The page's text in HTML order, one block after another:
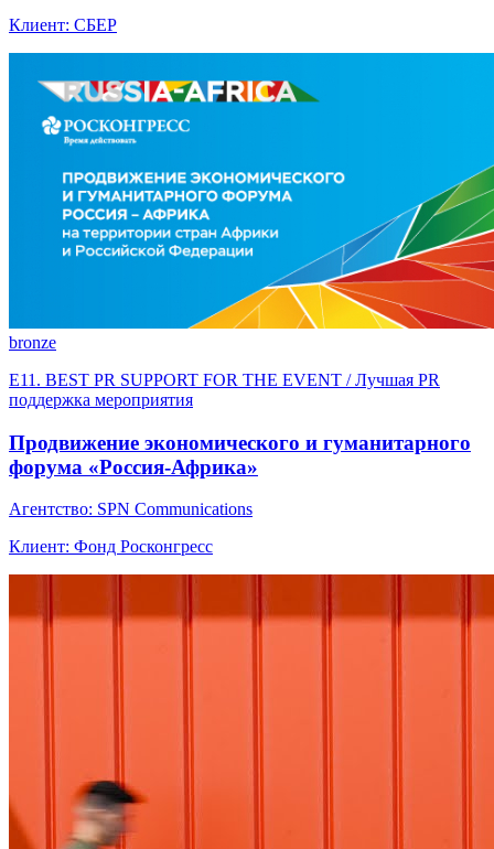
Клиент: СБЕР
bronze
E11. BEST PR SUPPORT FOR THE EVENT / Лучшая PR
поддержка мероприятия
Продвижение экономического и гуманитарного
форума «‎Россия-Африка»‎
Агентство: SPN Communications
Клиент: Фонд Росконгресс